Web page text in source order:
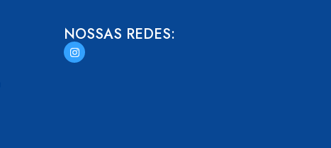
NOSSAS REDES: